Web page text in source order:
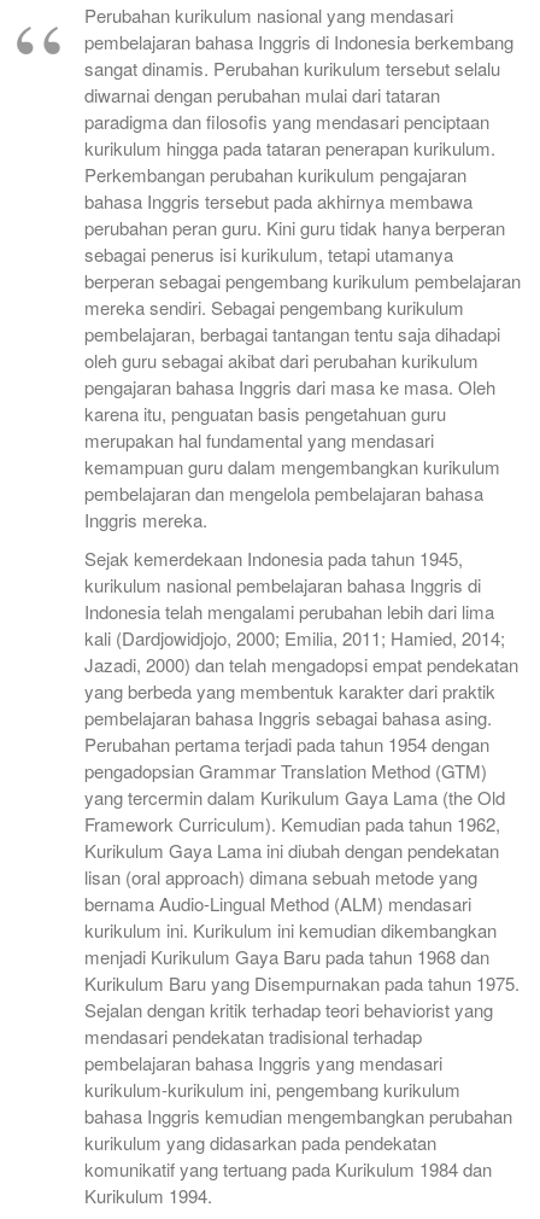
Perubahan kurikulum nasional yang mendasari
pembelajaran bahasa Inggris di Indonesia berkembang
sangat dinamis. Perubahan kurikulum tersebut selalu
diwarnai dengan perubahan mulai dari tataran
paradigma dan filosofis yang mendasari penciptaan
kurikulum hingga pada tataran penerapan kurikulum.
Perkembangan perubahan kurikulum pengajaran
bahasa Inggris tersebut pada akhirnya membawa
perubahan peran guru. Kini guru tidak hanya berperan
sebagai penerus isi kurikulum, tetapi utamanya
berperan sebagai pengembang kurikulum pembelajaran
mereka sendiri. Sebagai pengembang kurikulum
pembelajaran, berbagai tantangan tentu saja dihadapi
oleh guru sebagai akibat dari perubahan kurikulum
pengajaran bahasa Inggris dari masa ke masa. Oleh
karena itu, penguatan basis pengetahuan guru
merupakan hal fundamental yang mendasari
kemampuan guru dalam mengembangkan kurikulum
pembelajaran dan mengelola pembelajaran bahasa
Inggris mereka.
Sejak kemerdekaan Indonesia pada tahun 1945,
kurikulum nasional pembelajaran bahasa Inggris di
Indonesia telah mengalami perubahan lebih dari lima
kali (Dardjowidjojo, 2000; Emilia, 2011; Hamied, 2014;
Jazadi, 2000) dan telah mengadopsi empat pendekatan
yang berbeda yang membentuk karakter dari praktik
pembelajaran bahasa Inggris sebagai bahasa asing.
Perubahan pertama terjadi pada tahun 1954 dengan
pengadopsian Grammar Translation Method (GTM)
yang tercermin dalam Kurikulum Gaya Lama (the Old
Framework Curriculum). Kemudian pada tahun 1962,
Kurikulum Gaya Lama ini diubah dengan pendekatan
lisan (oral approach) dimana sebuah metode yang
bernama Audio-Lingual Method (ALM) mendasari
kurikulum ini. Kurikulum ini kemudian dikembangkan
menjadi Kurikulum Gaya Baru pada tahun 1968 dan
Kurikulum Baru yang Disempurnakan pada tahun 1975.
Sejalan dengan kritik terhadap teori behaviorist yang
mendasari pendekatan tradisional terhadap
pembelajaran bahasa Inggris yang mendasari
kurikulum-kurikulum ini, pengembang kurikulum
bahasa Inggris kemudian mengembangkan perubahan
kurikulum yang didasarkan pada pendekatan
komunikatif yang tertuang pada Kurikulum 1984 dan
Kurikulum 1994.